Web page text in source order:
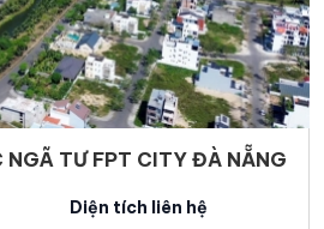
NGÃ TƯ FPT CITY ĐÀ NẴNG
Diện tích liên hệ